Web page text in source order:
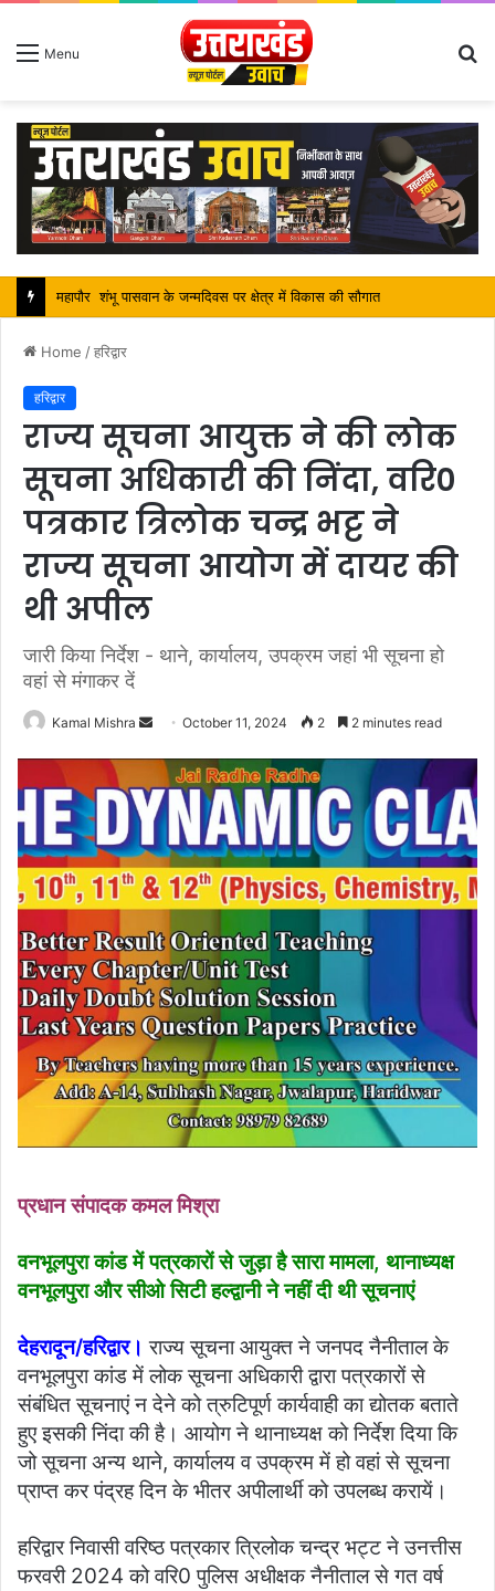
Menu
Home /हरिद्वार
हरिद्वार
राज्य सूचना आयुक्त ने की लोक
सूचना अधिकारी की निंदा, वरि0
पत्रकार त्रिलोक चन्द्र भट्ट ने
राज्य सूचना आयोग में दायर की
थी अपील
जारी किया निर्देश - थाने, कार्यालय, उपक्रम जहां भी सूचना हो
वहां से मंगाकर दें
Kamal Mishra
Send
email
October 11, 2024 2 2 minutes read
प्रधान संपादक कमल मिश्रा
वनभूलपुरा कांड में पत्रकारों से जुड़ा है सारा मामला, थानाध्यक्ष
वनभूलपुरा और सीओ सिटी हल्द्वानी ने नहीं दी थी सूचनाएं
देहरादून/हरिद्वार। राज्य सूचना आयुक्त ने जनपद नैनीताल के
वनभूलपुरा कांड में लोक सूचना अधिकारी द्वारा पत्रकारों से
संबंधित सूचनाएं न देने को त्रुटिपूर्ण कार्यवाही का द्योतक बताते
हुए इसकी निंदा की है। आयोग ने थानाध्यक्ष को निर्देश दिया कि
जो सूचना अन्य थाने, कार्यालय व उपक्रम में हो वहां से सूचना
प्राप्त कर पंद्रह दिन के भीतर अपीलार्थी को उपलब्ध करायें।
हरिद्वार निवासी वरिष्ठ पत्रकार त्रिलोक चन्द्र भट्ट ने उनत्तीस
फरवरी 2024 को वरि0 पुलिस अधीक्षक नैनीताल से गत वर्ष